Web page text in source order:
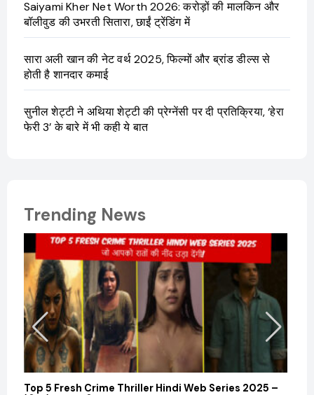
Saiyami Kher Net Worth 2026: करोड़ों की मालकिन और
बॉलीवुड की उभरती सितारा, छाईं ट्रेंडिंग में
सारा अली खान की नेट वर्थ 2025, फिल्मों और ब्रांड डील्स से
होती है शानदार कमाई
सुनील शेट्टी ने अथिया शेट्टी की प्रेग्नेंसी पर दी प्रतिक्रिया, ‘हेरा
फेरी 3’ के बारे में भी कही ये बात
Trending News
Top 5 Fresh Crime Thriller Hindi Web Series 2025 –